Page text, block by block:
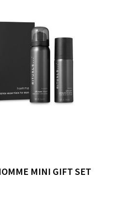
MINI GIFT SET